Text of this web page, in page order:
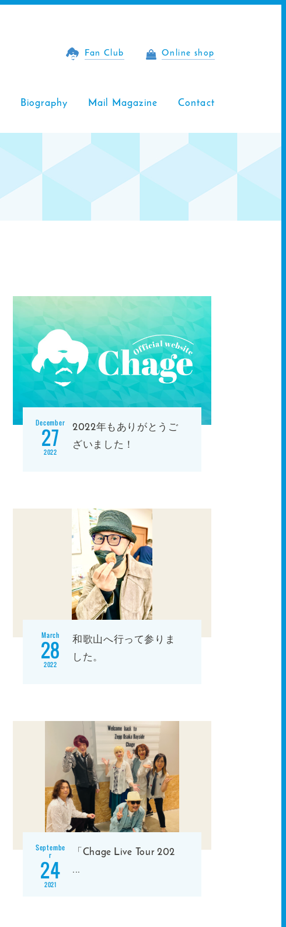
Fan Club Online shop
Biography Mail Magazine Contact
December
27
2022
2022年もありがとうご
ざいました！
March
28
2022
和歌山へ行って参りま
した。
Septembe
r
24
2021
「Chage Live Tour 202
...